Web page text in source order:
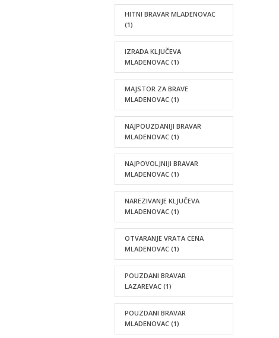
HITNI BRAVAR MLADENOVAC
(1)
IZRADA KLJUČEVA
MLADENOVAC (1)
MAJSTOR ZA BRAVE
MLADENOVAC (1)
NAJPOUZDANIJI BRAVAR
MLADENOVAC (1)
NAJPOVOLJNIJI BRAVAR
MLADENOVAC (1)
NAREZIVANJE KLJUČEVA
MLADENOVAC (1)
OTVARANJE VRATA CENA
MLADENOVAC (1)
POUZDANI BRAVAR
LAZAREVAC (1)
POUZDANI BRAVAR
MLADENOVAC (1)